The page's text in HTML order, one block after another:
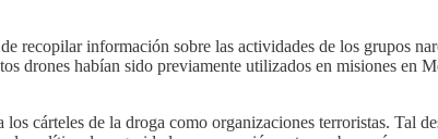
recopilar información sobre las actividades de los grupos
drones habían sido previamente utilizados en misiones en
los cárteles de la droga como organizaciones terroristas. Tal